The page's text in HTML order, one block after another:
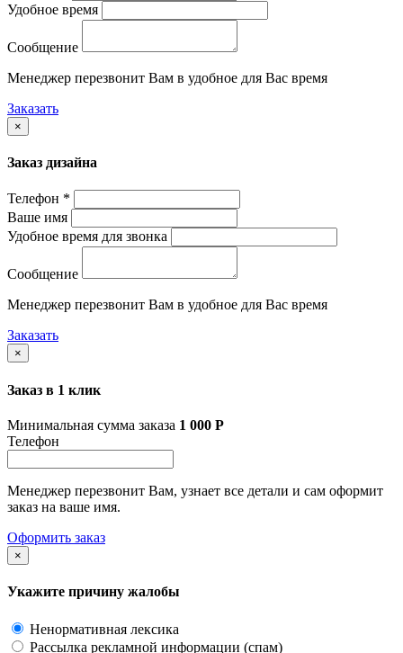
Удобное время
Сообщение
Менеджер перезвонит Вам в удобное для Вас время
Заказать
×
Заказ дизайна
Телефон *
Ваше имя
Удобное время для звонка
Сообщение
Менеджер перезвонит Вам в удобное для Вас время
Заказать
×
Заказ в 1 клик
Минимальная сумма заказа 1 000 Р
Телефон
Менеджер перезвонит Вам, узнает все детали и сам оформит
заказ на ваше имя.
Оформить заказ
×
Укажите причину жалобы
Ненормативная лексика
Рассылка рекламной информации (спам)